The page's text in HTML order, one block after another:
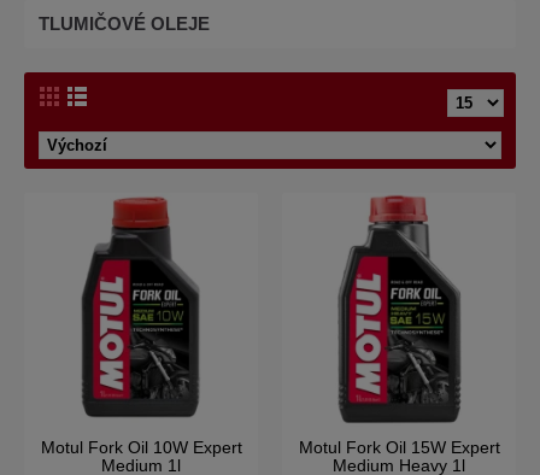
TLUMIČOVÉ OLEJE
Motul Fork Oil 10W Expert
Medium 1l
Motul Fork Oil 15W Expert
Medium Heavy 1l